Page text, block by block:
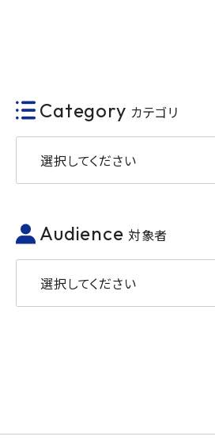
Category カテゴリ
選択してください
Audience 対象者
選択してください